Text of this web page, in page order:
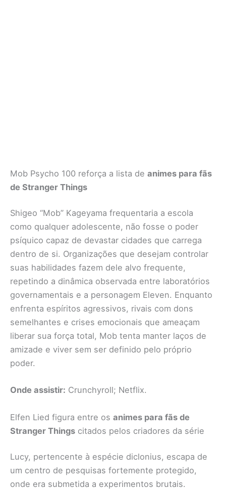
Mob Psycho 100 reforça a lista de animes para fãs
de Stranger Things
Shigeo “Mob” Kageyama frequentaria a escola
como qualquer adolescente, não fosse o poder
psíquico capaz de devastar cidades que carrega
dentro de si. Organizações que desejam controlar
suas habilidades fazem dele alvo frequente,
repetindo a dinâmica observada entre laboratórios
governamentais e a personagem Eleven. Enquanto
enfrenta espíritos agressivos, rivais com dons
semelhantes e crises emocionais que ameaçam
liberar sua força total, Mob tenta manter laços de
amizade e viver sem ser definido pelo próprio
poder.
Onde assistir: Crunchyroll; Netflix.
Elfen Lied figura entre os animes para fãs de
Stranger Things citados pelos criadores da série
Lucy, pertencente à espécie diclonius, escapa de
um centro de pesquisas fortemente protegido,
onde era submetida a experimentos brutais.